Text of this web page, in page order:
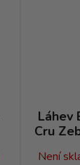
Láhev
Cru
Není